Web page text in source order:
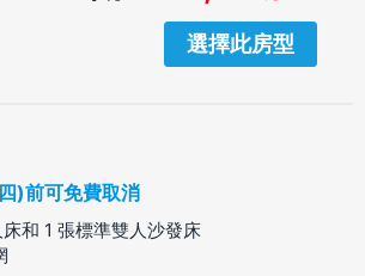
選擇此房型
)前可免費取消
和 1 張標準雙人沙發床